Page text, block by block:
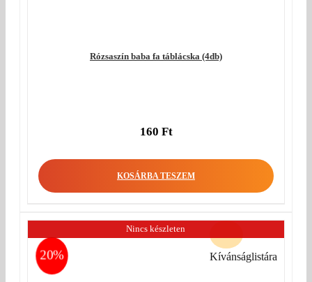
Rózsaszín baba fa táblácska (4db)
160 Ft
KOSÁRBA TESZEM
20%
Nincs készleten
Kívánságlistára